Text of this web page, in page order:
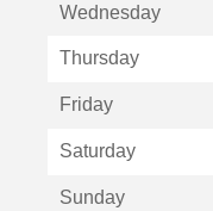
u
Wednesday
Thursday
Friday
Saturday
Sunday